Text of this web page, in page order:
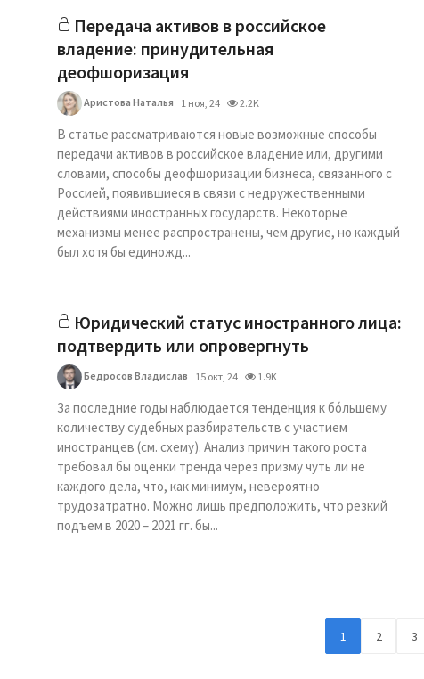
Передача активов в российское
владение: принудительная
деофшоризация
Аристова Наталья 1 ноя, 24 2.2K
В статье рассматриваются новые возможные способы
передачи активов в российское владение или, другими
словами, способы деофшоризации бизнеса, связанного с
Россией, появившиеся в связи с недружественными
действиями иностранных государств. Некоторые
механизмы менее распространены, чем другие, но каждый
был хотя бы единожд...
Юридический статус иностранного лица:
подтвердить или опровергнуть
Бедросов Владислав 15 окт, 24 1.9K
За последние годы наблюдается тенденция к бóльшему
количеству судебных разбирательств с участием
иностранцев (см. схему). Анализ причин такого роста
требовал бы оценки тренда через призму чуть ли не
каждого дела, что, как минимум, невероятно
трудозатратно. Можно лишь предположить, что резкий
подъем в 2020 – 2021 гг. бы...
1 2 3